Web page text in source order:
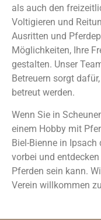
als auch den
Voltigieren und
Ausritten und
Möglichkeiten, Ihre
gestalten. Unser
Betreuern sorgt
betreut werden.
Wenn Sie in
einem Hobby mit
Biel-Bienne in
vorbei und
Pferden sein kann.
Verein willkommen